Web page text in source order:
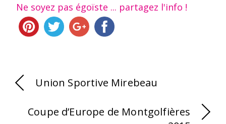
Ne soyez pas égoïste ... partagez l'info !
Union Sportive Mirebeau
Coupe d’Europe de Montgolfières